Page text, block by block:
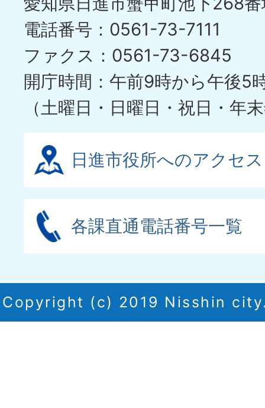
電話番号：0561-73-7111
ファクス：0561-73-6845
開庁時間：午前9時から午後5
（土曜日・日曜日・祝日・年
日進市役所へのアクセス
各課直通電話番号一覧
Copyright (c) 2019 Nisshin